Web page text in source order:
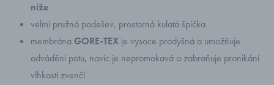
níže
velmi pružná podešev, prostorná kulatá špička
membrána GORE-TEX je vysoce prodyšná a umožňuje
odvádění potu, navíc je nepromokavá a zabraňuje pronikání
vlhkosti zvenčí